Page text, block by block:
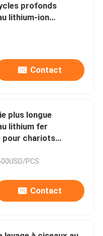
élévateur
de chariot élévateur
au lithium-ion de 48 volts
profonds
lithium-ion
Contact
plus longue
lithium fer
pour chariots
palettes,
AgvPCS
Contact